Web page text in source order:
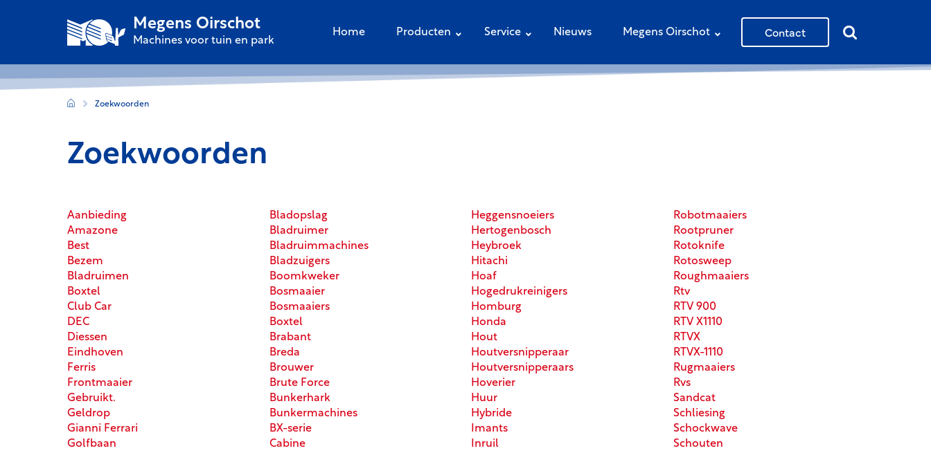
Megens Oirschot
Machines voor tuin en park
Home Producten Service Nieuws Megens Oirschot Contact
Zoekwoorden
Zoekwoorden
Aanbieding
Amazone
Best
Bezem
Bladruimen
Boxtel
Club Car
DEC
Diessen
Eindhoven
Ferris
Frontmaaier
Gebruikt.
Geldrop
Gianni Ferrari
Golfbaan
Bladopslag
Bladruimer
Bladruimmachines
Bladzuigers
Boomkweker
Bosmaaier
Bosmaaiers
Boxtel
Brabant
Breda
Brouwer
Brute Force
Bunkerhark
Bunkermachines
BX-serie
Cabine
Heggensnoeiers
Hertogenbosch
Heybroek
Hitachi
Hoaf
Hogedrukreinigers
Homburg
Honda
Hout
Houtversnipperaar
Houtversnipperaars
Hoverier
Huur
Hybride
Imants
Inruil
Robotmaaiers
Rootpruner
Rotoknife
Rotosweep
Roughmaaiers
Rtv
RTV 900
RTV X1110
RTVX
RTVX-1110
Rugmaaiers
Rvs
Sandcat
Schliesing
Schockwave
Schouten